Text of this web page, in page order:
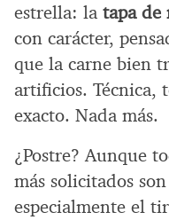
estrella: la tapa de
con carácter,
que la carne bien
artificios. Técnica,
exacto. Nada más.
¿Postre? Aunque
más solicitados
especialmente el